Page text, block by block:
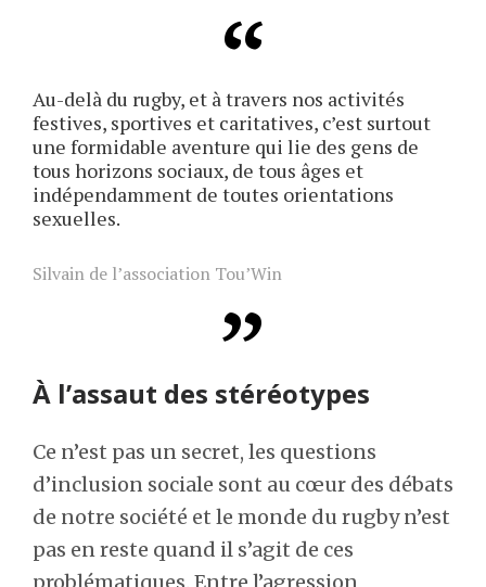
Au-delà du rugby, et à travers nos activités
festives, sportives et caritatives, c’est surtout
une formidable aventure qui lie des gens de
tous horizons sociaux, de tous âges et
indépendamment de toutes orientations
sexuelles.
Silvain de l’association Tou’Win
À l’assaut des stéréotypes
Ce n’est pas un secret, les questions
d’inclusion sociale sont au cœur des débats
de notre société et le monde du rugby n’est
pas en reste quand il s’agit de ces
problématiques. Entre l’agression